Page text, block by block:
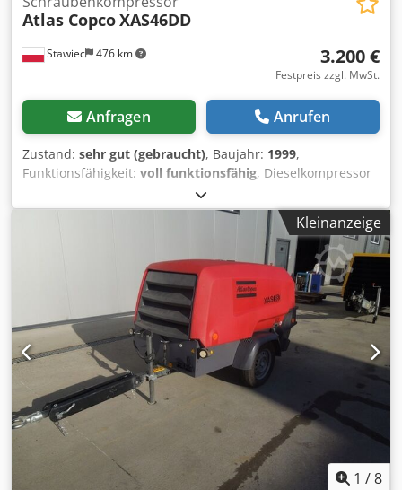
Stawiec 476 km
Atlas CopcoXAS46DD
3.200 €
Festpreis zzgl. MwSt.
Anfragen Anrufen
Zustand: sehr gut (gebraucht), Baujahr: 1999,
Funktionsfähigkeit: voll funktionsfähig, Dieselkompressor
ATLAS COPCO XAS46DD nach Service! Cedpox A T D Sefx
Actoha Kompressor in Polen zugelassen. Technische
Daten: Leistung: 2,60 m3/min; Betriebsdruck: 7 Bar; Motor:
DEUTZ F2M1011 Betriebsstunden: 1355 h!!! Der
Kompressor ist voll funktionsfähig, einsatzbereit, mit
Garantie. Nettopreis: 13.500 PLN Bruttopreis: 16.605 PLN
Kleinanzeige
1 /8